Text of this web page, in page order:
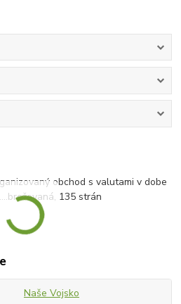
obchod s valutami v dobe
135 strán
Naše Vojsko